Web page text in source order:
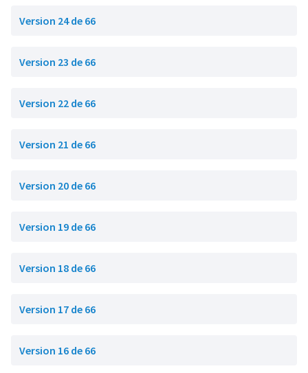
Version 24 de 66
Version 23 de 66
Version 22 de 66
Version 21 de 66
Version 20 de 66
Version 19 de 66
Version 18 de 66
Version 17 de 66
Version 16 de 66